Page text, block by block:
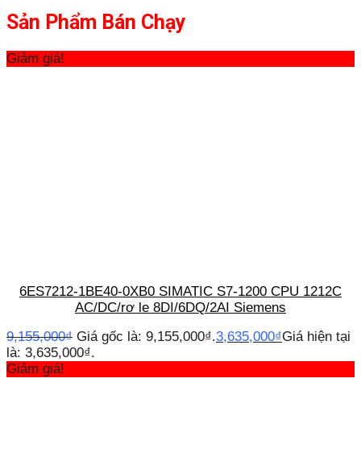
Sản Phẩm Bán Chạy
Giảm giá!
6ES7212-1BE40-0XB0 SIMATIC S7-1200 CPU 1212C
AC/DC/rơ le 8DI/6DQ/2AI Siemens
9,155,000₫ Giá gốc là: 9,155,000₫.3,635,000₫Giá hiện tại
là: 3,635,000₫.
Giảm giá!